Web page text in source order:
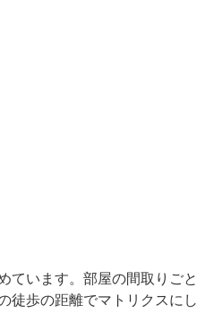
ています。部屋の間取りごと
徒歩の距離でマトリクスにし